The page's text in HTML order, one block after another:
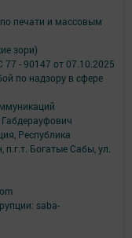
печати и массовым
зори)
- 90147 от 07.10.2025
по надзору в сфере
Республика
Богатые Сабы, ул.
saba-